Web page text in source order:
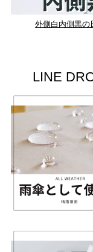
外側白内側黒の
LINE